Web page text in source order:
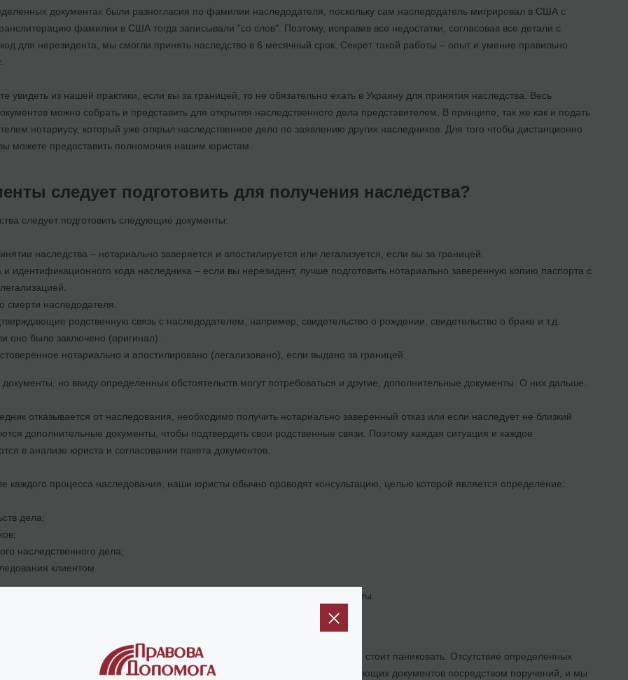
документах были разногласия по фамилии наследодателя, поскольку сам наследодатель мигрировал в США с
фамилии в США тогда записывали "со слов". Поэтому, исправив все недостатки, согласовав все детали с
для нерезидента, мы смогли принять наследство в 6 месячный срок. Секрет такой работы – опыт и умение правильно
увидеть из нашей практики, если вы за границей, то не обязательно ехать в Украину для принятия наследства. Весь
можно собрать и представить для открытия наследственного дела представителем. В принципе, так же как и подать
нотариусу, который уже открыл наследственное дело по заявлению других наследников. Для того чтобы дистанционно
можете предоставить полномочия нашим юристам.
следует подготовить для получения наследства?
следует подготовить следующие документы:
наследства – нотариально заверяется и апостилируется или легализуется, если вы за границей.
и идентификационного кода наследника – если вы нерезидент, лучше подготовить нотариально заверенную копию паспорта с
смерти наследодателя.
родственную связь с наследодателем, например, свидетельство о рождении, свидетельство о браке и т.д.
оно было заключено (оригинал).
нотариально и апостилировано (легализовано), если выдано за границей.
но ввиду определенных обстоятельств могут потребоваться и другие, дополнительные документы. О них дальше.
отказывается от наследования, необходимо получить нотариально заверенный отказ или если наследует не близкий
дополнительные документы, чтобы подтвердить свои родственные связи. Поэтому каждая ситуация и каждое
в анализе юриста и согласовании пакета документов.
каждого процесса наследования, наши юристы обычно проводят консультацию, целью которой является определение:
дела;
наследственного дела;
клиентом
можно более подробно спланировать работу, установить этапы и бюджеты.
нет документов для оформления наследства?
отсутствуют некоторые документы для оформления наследства, и здесь не стоит паниковать. Отсутствие определенных
стать препятствующим фактором. Решение есть – восстановление отсутствующих документов посредством поручений, и мы